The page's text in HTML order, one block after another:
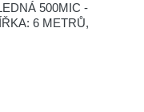
500MIC -
6 METRŮ,